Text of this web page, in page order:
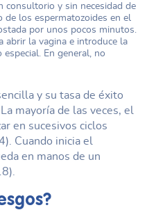
consultorio y sin necesidad de
de los espermatozoides en el
por unos pocos minutos.
abrir la vagina e introduce la
En general, no
y su tasa de éxito
mayoría de las veces, el
en sucesivos ciclos
Cuando inicia el
en manos de un